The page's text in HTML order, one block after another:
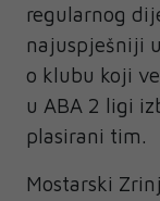
regularnog
najuspješniji
o klubu koji
u ABA 2 ligi
plasirani tim.
Mostarski